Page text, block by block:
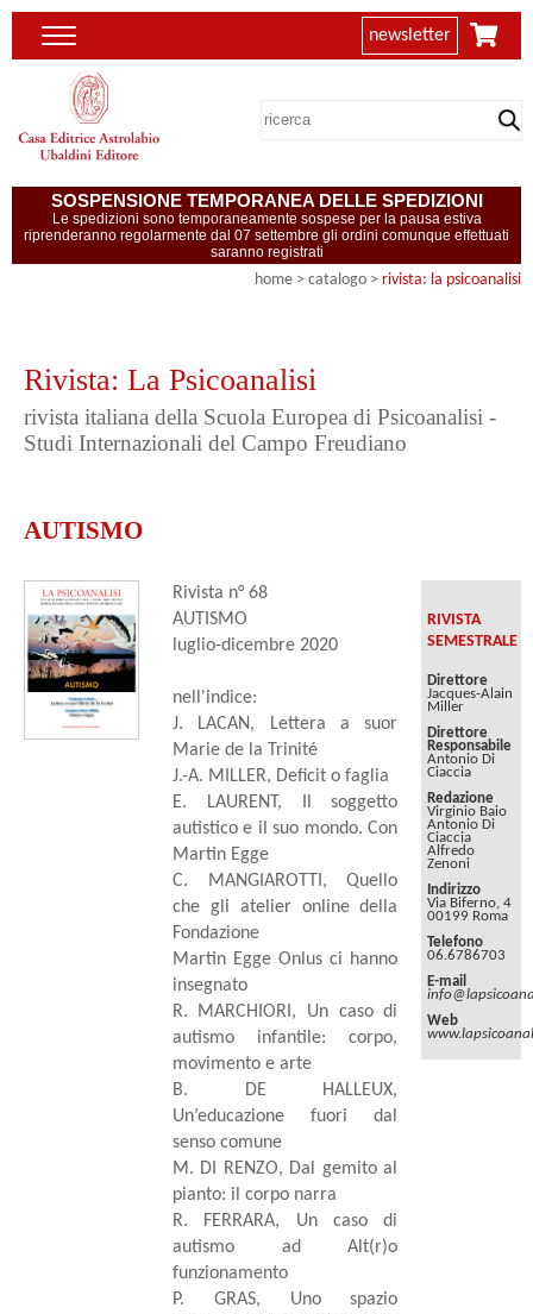
newsletter
SOSPENSIONE TEMPORANEA DELLE SPEDIZIONI
Le spedizioni sono temporaneamente sospese per la pausa estiva
riprenderanno regolarmente dal 07 settembre gli ordini comunque effettuati
saranno registrati
home > catalogo > rivista: la psicoanalisi
Rivista: La Psicoanalisi
rivista italiana della Scuola Europea di Psicoanalisi -
Studi Internazionali del Campo Freudiano
AUTISMO
Rivista n° 68
AUTISMO
luglio-dicembre 2020
nell'indice:
J. LACAN, Lettera a suor
Marie de la Trinité
J.-A. MILLER, Deficit o faglia
E. LAURENT, Il soggetto
autistico e il suo mondo. Con
Martin Egge
C. MANGIAROTTI, Quello
che gli atelier online della
Fondazione
Martin Egge Onlus ci hanno
insegnato
R. MARCHIORI, Un caso di
autismo infantile: corpo,
movimento e arte
B. DE HALLEUX,
Un’educazione fuori dal
senso comune
M. DI RENZO, Dal gemito al
pianto: il corpo narra
R. FERRARA, Un caso di
autismo ad Alt(r)o
funzionamento
P. GRAS, Uno spazio
RIVISTA
SEMESTRALE
Direttore
Jacques-Alain
Miller
Direttore
Responsabile
Antonio Di
Ciaccia
Redazione
Virginio Baio
Antonio Di
Ciaccia
Alfredo
Zenoni
Indirizzo
Via Biferno, 4
00199 Roma
Telefono
06.6786703
E-mail
Web